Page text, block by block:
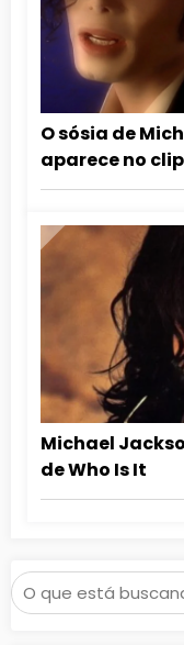
O sósia de
aparece no
Michael
de Who Is It
Pesquisar